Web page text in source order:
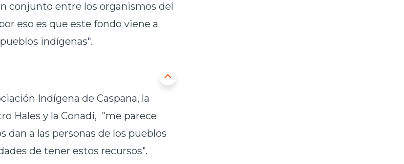
conjunto entre los organismos del
eso es que este fondo viene a
indígenas".
Indígena de Caspana, la
Hales y la Conadi, "me parece
a las personas de los pueblos
de tener estos recursos".